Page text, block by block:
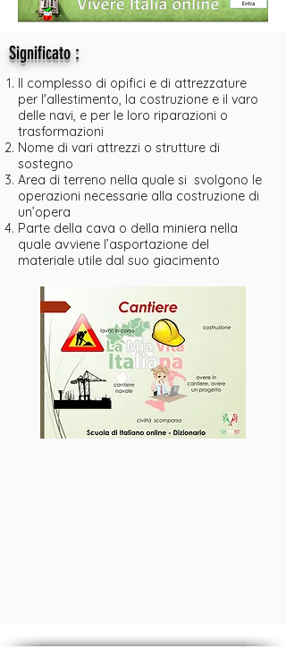
Significato:
Il complesso di opifici e di attrezzature
per l'allestimento, la costruzione e il varo
delle navi, e per le loro riparazioni o
trasformazioni
Nome di vari attrezzi o strutture di
sostegno
Area di terreno nella quale si svolgono le
operazioni necessarie alla costruzione di
un’opera
Parte della cava o della miniera nella
quale avviene l’asportazione del
materiale utile dal suo giacimento